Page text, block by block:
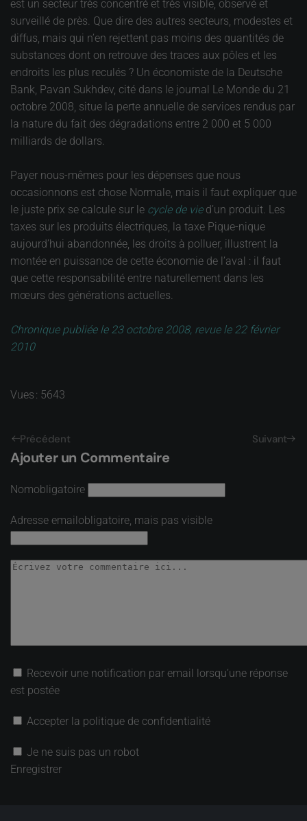
est un secteur très concentré et très visible, observé et
surveillé de près. Que dire des autres secteurs, modestes et
diffus, mais qui n’en rejettent pas moins des quantités de
substances dont on retrouve des traces aux pôles et les
endroits les plus reculés ? Un économiste de la Deutsche
Bank, Pavan Sukhdev, cité dans le journal Le Monde du 21
octobre 2008, situe la perte annuelle de services rendus par
la nature du fait des dégradations entre 2 000 et 5 000
milliards de dollars.
Payer nous-mêmes pour les dépenses que nous
occasionnons est chose Normale, mais il faut expliquer que
le juste prix se calcule sur le cycle de vied’un produit. Les
taxes sur les produits électriques, la taxe Pique-nique
aujourd’hui abandonnée, les droits à polluer, illustrent la
montée en puissance de cette économie de l’aval : il faut
que cette responsabilité entre naturellement dans les
mœurs des générations actuelles.
Chronique publiée le 23 octobre 2008, revue le 22 février
2010
Vues : 5643
Précédent Suivant
Ajouter un Commentaire
Nomobligatoire
Adresse emailobligatoire, mais pas visible
Recevoir une notification par email lorsqu’une réponse
est postée
Accepter la politique de confidentialité
Je ne suis pas un robot
Enregistrer